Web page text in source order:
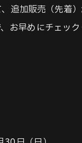
追加販売（先着
お早めにチェック